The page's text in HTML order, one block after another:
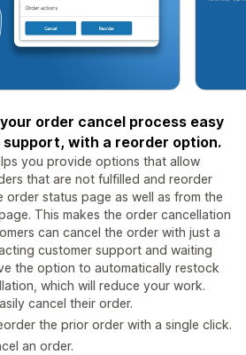
order cancel process easy
with a reorder option.
you provide options that allow
that are not fulfilled and reorder
order status page as well as from the
This makes the order cancellation
can cancel the order with just a
customer support and waiting
the option to automatically restock
which will reduce your work.
cancel their order.
the prior order with a single click.
an order.